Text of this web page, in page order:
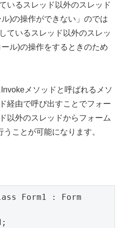
いるスレッド以外のスレッド
)の操作ができない」のでは
ているスレッド以外のスレッ
ル)の操作をするときのため
Invokeメソッド と呼ばれるメソ
経由で呼び出すことでフォー
以外のスレッドからフォーム
ことが可能になります。
Form1 : Form